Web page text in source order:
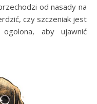
od nasady na
czy szczeniak jest
aby ujawnić